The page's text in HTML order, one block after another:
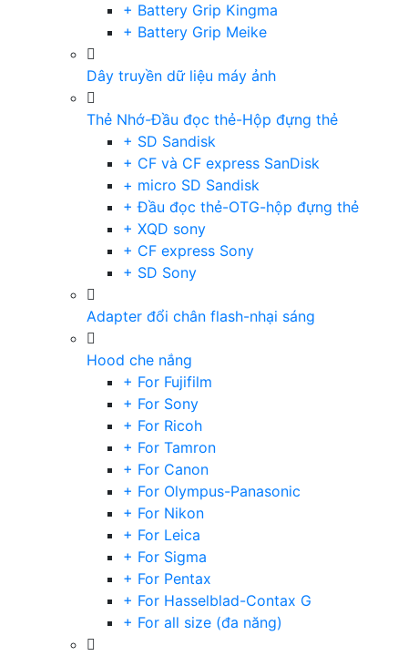
+ Battery Grip Kingma
+ Battery Grip Meike
Dây truyền dữ liệu máy ảnh
Thẻ Nhớ-Đầu đọc thẻ-Hộp đựng thẻ
+ SD Sandisk
+ CF và CF express SanDisk
+ micro SD Sandisk
+ Đầu đọc thẻ-OTG-hộp đựng thẻ
+ XQD sony
+ CF express Sony
+ SD Sony
Adapter đổi chân flash-nhại sáng
Hood che nắng
+ For Fujifilm
+ For Sony
+ For Ricoh
+ For Tamron
+ For Canon
+ For Olympus-Panasonic
+ For Nikon
+ For Leica
+ For Sigma
+ For Pentax
+ For Hasselblad-Contax G
+ For all size (đa năng)